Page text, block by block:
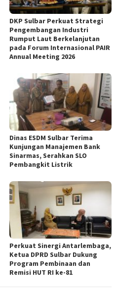
DKP Sulbar Perkuat Strategi
Pengembangan Industri
Rumput Laut Berkelanjutan
pada Forum Internasional PAIR
Annual Meeting 2026
Dinas ESDM Sulbar Terima
Kunjungan Manajemen Bank
Sinarmas, Serahkan SLO
Pembangkit Listrik
Perkuat Sinergi Antarlembaga,
Ketua DPRD Sulbar Dukung
Program Pembinaan dan
Remisi HUT RI ke-81